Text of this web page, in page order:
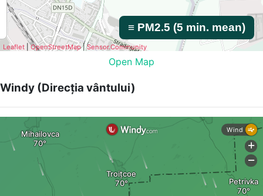
Open Map
Windy (Direcția vântului)